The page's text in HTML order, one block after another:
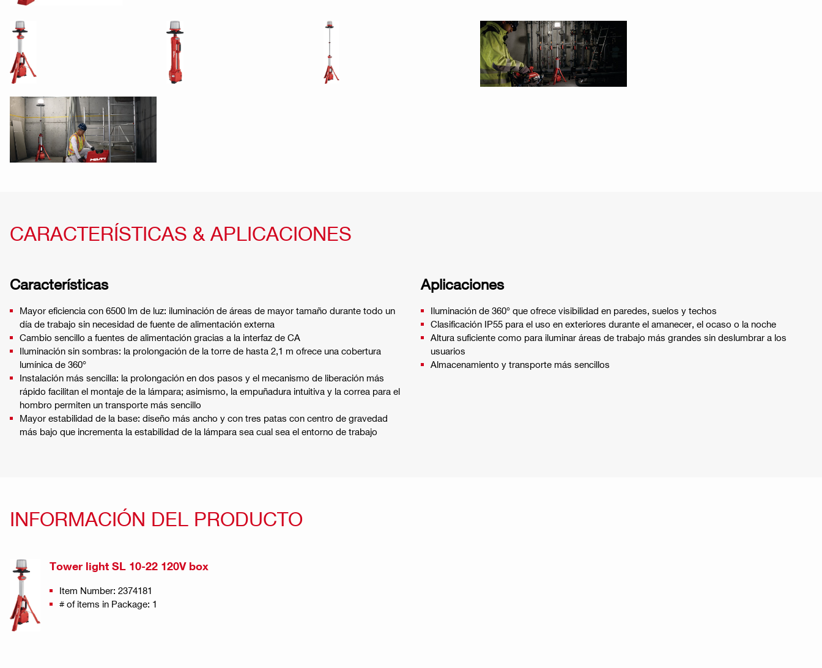
CARACTERÍSTICAS & APLICACIONES
Características
Mayor eficiencia con 6500 lm de luz: iluminación de áreas de mayor tamaño durante todo un
día de trabajo sin necesidad de fuente de alimentación externa
Cambio sencillo a fuentes de alimentación gracias a la interfaz de CA
Iluminación sin sombras: la prolongación de la torre de hasta 2,1 m ofrece una cobertura
lumínica de 360°
Instalación más sencilla: la prolongación en dos pasos y el mecanismo de liberación más
rápido facilitan el montaje de la lámpara; asimismo, la empuñadura intuitiva y la correa para el
hombro permiten un transporte más sencillo
Mayor estabilidad de la base: diseño más ancho y con tres patas con centro de gravedad
más bajo que incrementa la estabilidad de la lámpara sea cual sea el entorno de trabajo
Aplicaciones
Iluminación de 360° que ofrece visibilidad en paredes, suelos y techos
Clasificación IP55 para el uso en exteriores durante el amanecer, el ocaso o la noche
Altura suficiente como para iluminar áreas de trabajo más grandes sin deslumbrar a los
usuarios
Almacenamiento y transporte más sencillos
INFORMACIÓN DEL PRODUCTO
Tower light SL 10-22 120V box
Item Number: 2374181
# of items in Package: 1